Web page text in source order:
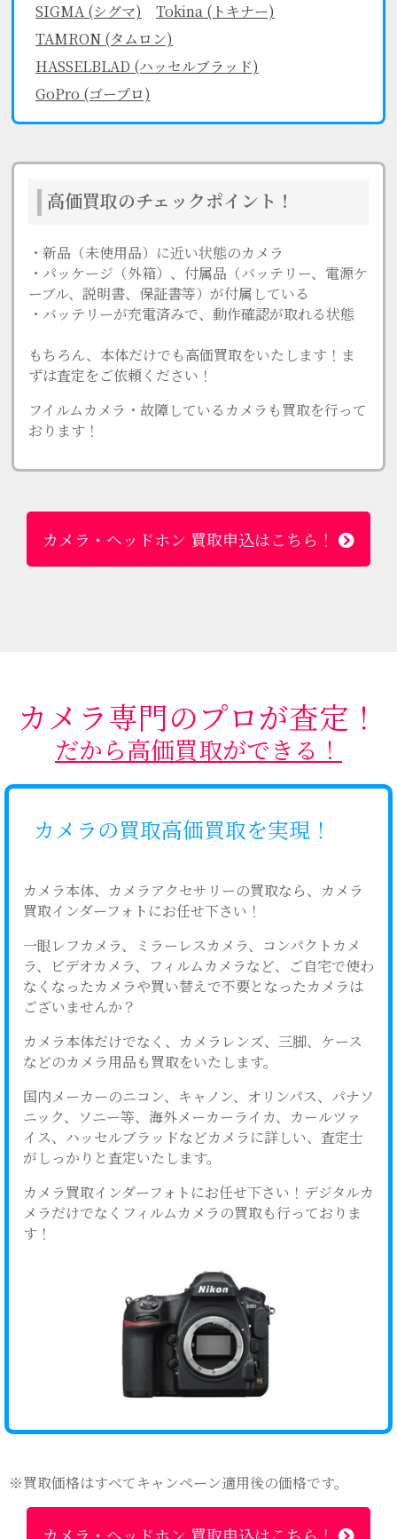
SIGMA (シグマ)
Tokina (トキナー)
TAMRON (タムロン)
HASSELBLAD (ハッセルブラッド)
GoPro (ゴープロ)
高価買取のチェックポイント！
・新品（未使用品）に近い状態のカメラ
・パッケージ（外箱）、付属品（バッテリー、電源ケ
ーブル、説明書、保証書等）が付属している
・バッテリーが充電済みで、動作確認が取れる状態
もちろん、本体だけでも高価買取をいたします！ま
ずは査定をご依頼ください！
フイルムカメラ・故障しているカメラも買取を行って
おります！
カメラ・ヘッドホン 買取申込はこちら！
カメラ専門のプロが査定！
だから高価買取ができる！
カメラの買取高価買取を実現！
カメラ本体、カメラアクセサリーの買取なら、カメラ
買取インダーフォトにお任せ下さい！
一眼レフカメラ、ミラーレスカメラ、コンパクトカメ
ラ、ビデオカメラ、フィルムカメラなど、ご自宅で使わ
なくなったカメラや買い替えで不要となったカメラは
ございませんか？
カメラ本体だけでなく、カメラレンズ、三脚、ケース
などのカメラ用品も買取をいたします。
国内メーカーのニコン、キャノン、オリンパス、パナソ
ニック、ソニー等、海外メーカーライカ、カールツァ
イス、ハッセルブラッドなどカメラに詳しい、査定士
がしっかりと査定いたします。
カメラ買取インダーフォトにお任せ下さい！デジタルカ
メラだけでなくフィルムカメラの買取も行っておりま
す！
※買取価格はすべてキャンペーン適用後の価格です。